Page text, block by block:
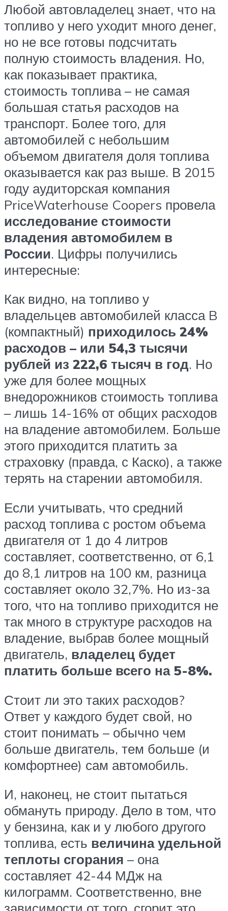
Любой автовладелец знает, что на
топливо у него уходит много денег,
но не все готовы подсчитать
полную стоимость владения. Но,
как показывает практика,
стоимость топлива – не самая
большая статья расходов на
транспорт. Более того, для
автомобилей с небольшим
объемом двигателя доля топлива
оказывается как раз выше. В 2015
году аудиторская компания
PriceWaterhouse Coopers провела
исследование стоимости
владения автомобилем в
России. Цифры получились
интересные:
Как видно, на топливо у
владельцев автомобилей класса B
(компактный) приходилось 24%
расходов – или 54,3 тысячи
рублей из 222,6 тысяч в год. Но
уже для более мощных
внедорожников стоимость топлива
– лишь 14-16% от общих расходов
на владение автомобилем. Больше
этого приходится платить за
страховку (правда, с Каско), а также
терять на старении автомобиля.
Если учитывать, что средний
расход топлива с ростом объема
двигателя от 1 до 4 литров
составляет, соответственно, от 6,1
до 8,1 литров на 100 км, разница
составляет около 32,7%. Но из-за
того, что на топливо приходится не
так много в структуре расходов на
владение, выбрав более мощный
двигатель, владелец будет
платить больше всего на 5-8%.
Стоит ли это таких расходов?
Ответ у каждого будет свой, но
стоит понимать – обычно чем
больше двигатель, тем больше (и
комфортнее) сам автомобиль.
И, наконец, не стоит пытаться
обмануть природу. Дело в том, что
у бензина, как и у любого другого
топлива, есть величина удельной
теплоты сгорания – она
составляет 42-44 МДж на
килограмм. Соответственно, вне